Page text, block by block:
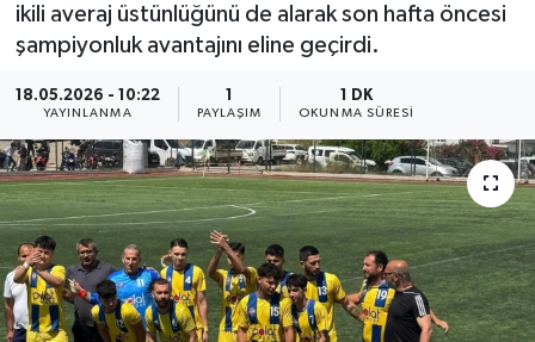
ikili averaj üstünlüğünü de alarak son hafta öncesi
şampiyonluk avantajını eline geçirdi.
18.05.2026 - 10:22
YAYINLANMA PAYLAŞIM
1 DK
OKUNMA SÜRESI
Kültür Sanat
Son Dakika Haberleri
Haber Arşivi